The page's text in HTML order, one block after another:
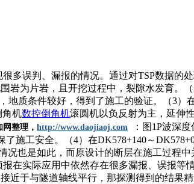
多误判、漏报的情况。通过对TSP数据的
为片岩，且开挖过程中，裂隙水发育。（
质条件较好，得到了施工的验证。（3）
角机数控倒角机滚圆机以负反射为主，延伸
网整理 ， http://www.daojiaoj.com
：图1P波深
施工安全。（4）在DK578+140～
也是如此，而原设计的断层在施工过程中
在实际应用中依然存在很多漏报、误报等
近于与隧道轴线平行，那探测得到的结果